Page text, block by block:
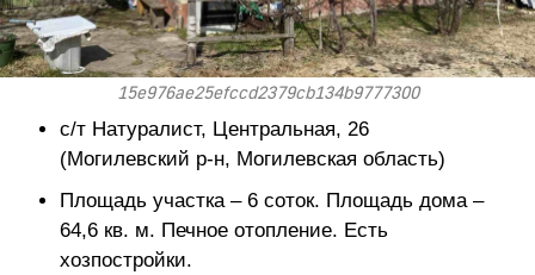
15e976ae25efccd2379cb134b9777300
с/т Натуралист, Центральная, 26
(Могилевский р-н, Могилевская область)
Площадь участка – 6 соток. Площадь дома –
64,6 кв. м. Печное отопление. Есть
хозпостройки.